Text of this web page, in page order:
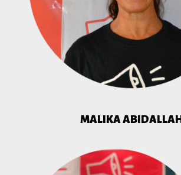
MALIKA ABIDALLAH